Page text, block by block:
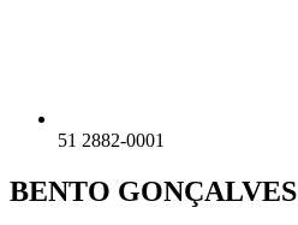
51 2882-0001
BENTO GONÇALVES